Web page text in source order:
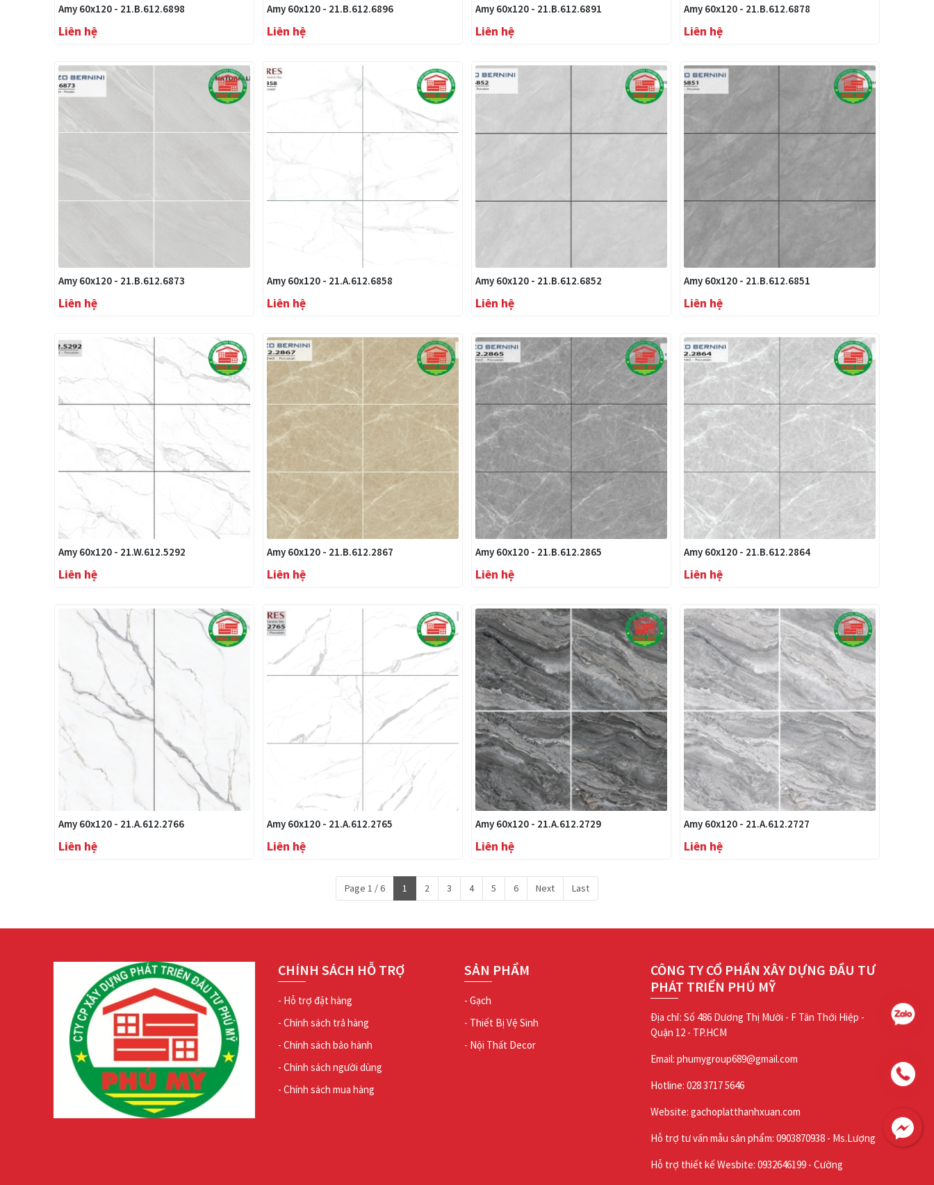
Amy 60x120 - 21.B.612.6898
Liên hệ
Amy 60x120 - 21.B.612.6896
Liên hệ
Amy 60x120 - 21.B.612.6891
Liên hệ
Amy 60x120 - 21.B.612.6878
Liên hệ
Amy 60x120 - 21.B.612.6873
Liên hệ
Amy 60x120 - 21.A.612.6858
Liên hệ
Amy 60x120 - 21.B.612.6852
Liên hệ
Amy 60x120 - 21.B.612.6851
Liên hệ
Amy 60x120 - 21.W.612.5292
Liên hệ
Amy 60x120 - 21.B.612.2867
Liên hệ
Amy 60x120 - 21.B.612.2865
Liên hệ
Amy 60x120 - 21.B.612.2864
Liên hệ
Amy 60x120 - 21.A.612.2766
Liên hệ
Amy 60x120 - 21.A.612.2765
Liên hệ
Amy 60x120 - 21.A.612.2729
Liên hệ
Amy 60x120 - 21.A.612.2727
Liên hệ
Page 1 / 6 1 2 3 4 5 6 Next Last
CHÍNH SÁCH HỖ TRỢ
- Hỗ trợ đặt hàng
- Chính sách trả hàng
- Chính sách bảo hành
- Chính sách người dùng
- Chính sách mua hàng
SẢN PHẨM
- Gạch
- Thiết Bị Vệ Sinh
- Nội Thất Decor
CÔNG TY CỔ PHẦN XÂY DỰNG ĐẦU TƯ
PHÁT TRIỂN PHÚ MỸ
Địa chỉ: Số 486 Dương Thị Mười - F Tân Thới Hiệp -
Quận 12 - TP.HCM
Email: phumygroup689@gmail.com
Hotline: 028 3717 5646
Website: gachoplatthanhxuan.com
Hỗ trợ tư vấn mẫu sản phẩm: 0903870938 - Ms.Lượng
Hỗ trợ thiết kế Wesbite: 0932646199 - Cường